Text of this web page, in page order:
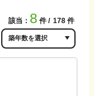
該当： 8 件 178 件